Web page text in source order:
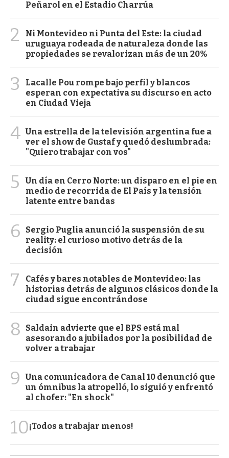
Peñarol en el Estadio Charrúa
2
Ni Montevideo ni Punta del Este: la ciudad
uruguaya rodeada de naturaleza donde las
propiedades se revalorizan más de un 20%
3
Lacalle Pou rompe bajo perfil y blancos
esperan con expectativa su discurso en acto
en Ciudad Vieja
4 Una estrella de la televisión argentina fue a
ver el show de Gustaf y quedó deslumbrada:
"Quiero trabajar con vos"
5
Un día en Cerro Norte: un disparo en el pie en
medio de recorrida de El País y la tensión
latente entre bandas
6
Sergio Puglia anunció la suspensión de su
reality: el curioso motivo detrás de la
decisión
7
Cafés y bares notables de Montevideo: las
historias detrás de algunos clásicos donde la
ciudad sigue encontrándose
8
Saldain advierte que el BPS está mal
asesorando a jubilados por la posibilidad de
volver a trabajar
9
Una comunicadora de Canal 10 denunció que
un ómnibus la atropelló, lo siguió y enfrentó
al chofer: "En shock"
10¡Todos a trabajar menos!